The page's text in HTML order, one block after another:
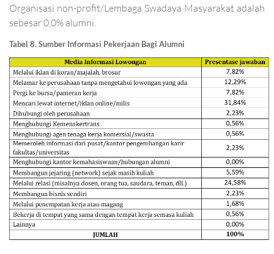
Organisasi non-profit/Lembaga Swadaya Masyarakat adalah
sebesar 0,0% alumni.
Tabel 8. Sumber Informasi Pekerjaan Bagi Alumni